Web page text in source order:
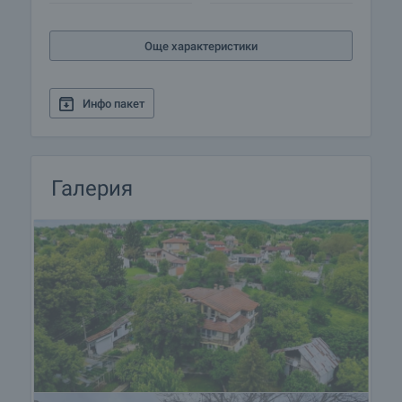
• Гъвкаво разпределение и инвестиционен
туризъм или отдаване под наем
пространство и спокойствие – рядка
комбинация на пазара в близост до Варна.
Подходящ за хора, които търсят дом с характер,
природа и дългосрочна стойност.
Оглед на имота
Можем да организираме оглед на имота спрямо
нашия график и възможностите за достъп до
него. Заявете вашето желание за оглед, като се
свържете с отговорния за офертата брокер по
имейл или телефон.
Още характеристики
Инфо пакет
Галерия